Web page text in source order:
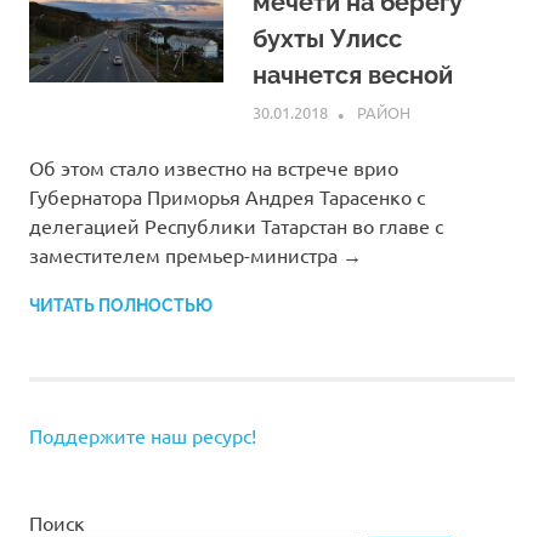
бухты Улисс
начнется весной
30.01.2018 ADM
РАЙОН
Об этом стало известно на встрече врио
Губернатора Приморья Андрея Тарасенко с
делегацией Республики Татарстан во главе с
заместителем премьер-министра →
ЧИТАТЬ ПОЛНОСТЬЮ
Поддержите наш ресурс!
Поиск